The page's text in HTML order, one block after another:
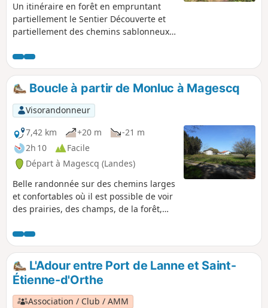
Un itinéraire en forêt en empruntant
partiellement le Sentier Découverte et
partiellement des chemins sablonneux
Boucle à partir de Monluc à Magescq
Visorandonneur
7,42 km
+20 m
-21 m
2h 10
Facile
Départ à Magescq (Landes)
Belle randonnée sur des chemins larges
et confortables où il est possible de voir
des prairies, des champs, de la forêt,
des lamas. Ainsi que de belles maisons
landaises.
L'Adour entre Port de Lanne et Saint-
Étienne-d'Orthe
Association / Club / AMM